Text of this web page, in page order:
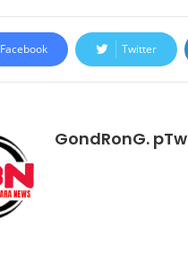
Facebook Twitter
GondRonG. pTw